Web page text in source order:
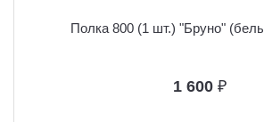
Полка 800 (1 шт.) "Бруно"
1 600 ₽